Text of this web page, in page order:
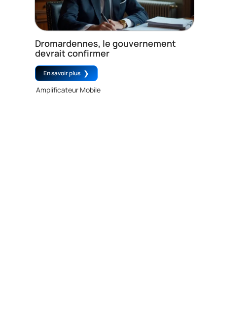
Dromardennes, le gouvernement
devrait confirmer
En savoir plus
Amplificateur Mobile